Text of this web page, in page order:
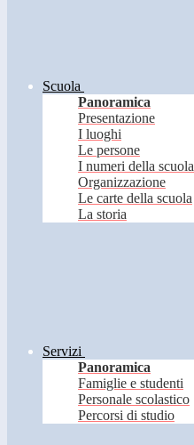
Scuola
Panoramica
Presentazione
I luoghi
Le persone
I numeri della scuola
Organizzazione
Le carte della scuola
La storia
Servizi
Panoramica
Famiglie e studenti
Personale scolastico
Percorsi di studio